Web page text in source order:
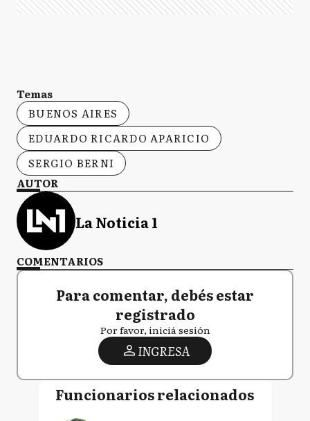
Temas
BUENOS AIRES
EDUARDO RICARDO APARICIO
SERGIO BERNI
AUTOR
La Noticia 1
COMENTARIOS
Para comentar, debés estar
registrado
Por favor, iniciá sesión
INGRESA
Funcionarios relacionados